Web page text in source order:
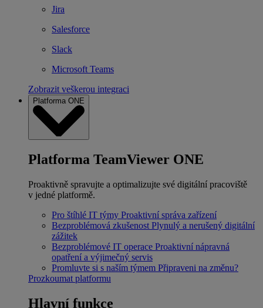
Jira
Salesforce
Slack
Microsoft Teams
Zobrazit veškerou integraci
Platforma ONE
Platforma TeamViewer ONE
Proaktivně spravujte a optimalizujte své digitální pracoviště
v jedné platformě.
Pro štíhlé IT týmy Proaktivní správa zařízení
Bezproblémová zkušenost Plynulý a nerušený digitální
zážitek
Bezproblémové IT operace Proaktivní nápravná
opatření a výjimečný servis
Promluvte si s naším týmem Připraveni na změnu?
Prozkoumat platformu
Hlavní funkce